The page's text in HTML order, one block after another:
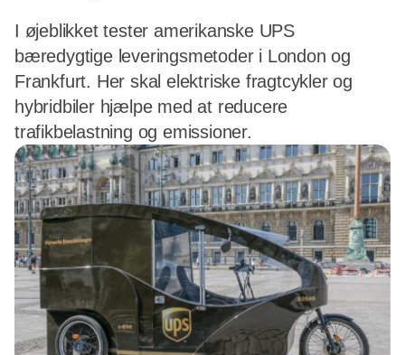
I øjeblikket tester amerikanske UPS
bæredygtige leveringsmetoder i London og
Frankfurt. Her skal elektriske fragtcykler og
hybridbiler hjælpe med at reducere
trafikbelastning og emissioner.